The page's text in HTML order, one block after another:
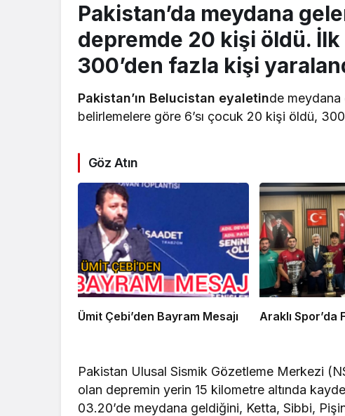
Pakistan’da meydana
depremde 20 kişi öldü.
300’den fazla kişi
Pakistan’ın Belucistan eyaletinde
belirlemelere göre 6’sı çocuk 20 kişi öldü,
Göz Atın
Ümit Çebi’den Bayram Mesajı Araklı
Pakistan Ulusal Sismik Gözetleme Merkezi
olan depremin yerin 15 kilometre altında
03.20’de meydana geldiğini, Ketta, Sibbi,